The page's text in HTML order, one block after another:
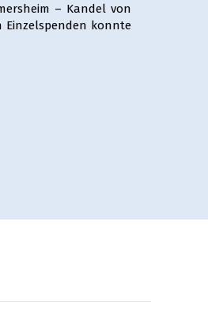
– Kandel von
Einzelspenden konnte